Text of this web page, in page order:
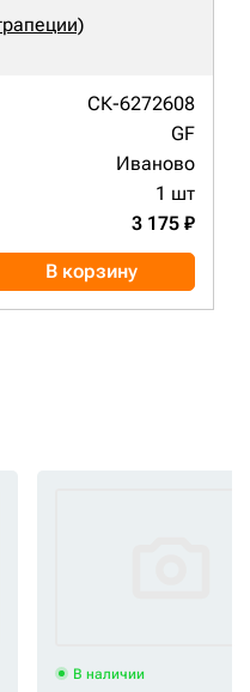
СК-6272608
GF
Иваново
1 шт
3 175 ₽
В корзину
В наличии